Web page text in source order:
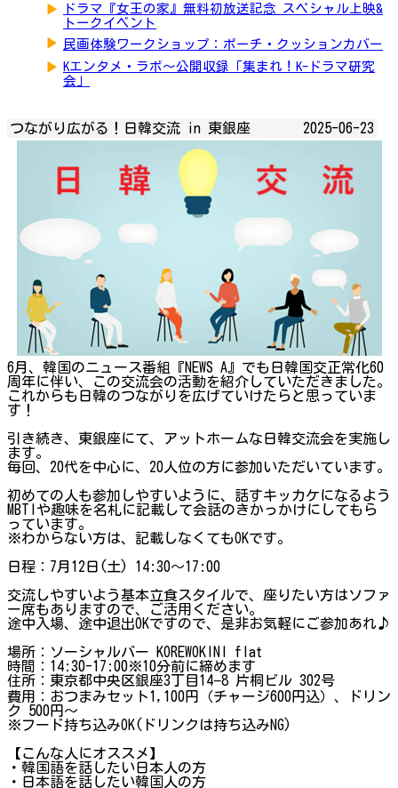
▶
ドラマ『女王の家』無料初放送記念 スペシャル上映&
トークイベント
▶ 民画体験ワークショップ：ポーチ・クッションカバー
▶ Kエンタメ・ラボ～公開収録「集まれ！K-ドラマ研究
会」
つながり広がる！日韓交流 in 東銀座 2025-06-23
6月、韓国のニュース番組『NEWS A』でも日韓国交正常化60
周年に伴い、この交流会の活動を紹介していただきました。
これからも日韓のつながりを広げていけたらと思っていま
す！
引き続き、東銀座にて、アットホームな日韓交流会を実施し
ます。
毎回、20代を中心に、20人位の方に参加いただいています。
初めての人も参加しやすいように、話すキッカケになるよう
MBTIや趣味を名札に記載して会話のきかっかけにしてもら
っています。
※わからない方は、記載しなくてもOKです。
日程：7月12日(土) 14:30～17:00
交流しやすいよう基本立食スタイルで、座りたい方はソファ
ー席もありますので、ご活用ください。
途中入場、途中退出OKですので、是非お気軽にご参加あれ♪
場所：ソーシャルバー KOREWOKINI flat
時間：14:30-17:00※10分前に締めます
住所：東京都中央区銀座3丁目14−8 片桐ビル 302号
費用：おつまみセット1,100円（チャージ600円込）、ドリン
ク 500円〜
※フード持ち込みOK(ドリンクは持ち込みNG)
【こんな人にオススメ】
・韓国語を話したい日本人の方
・日本語を話したい韓国人の方